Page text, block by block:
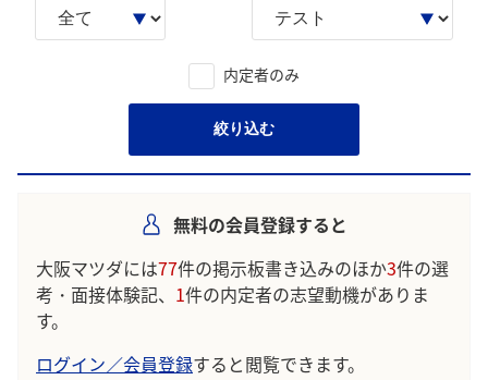
内定者のみ
絞り込む
無料の会員登録すると
大阪マツダには77件の掲示板書き込みのほか3件の選
考・面接体験記、 1件の内定者の志望動機がありま
す。
ログイン／会員登録すると閲覧できます。